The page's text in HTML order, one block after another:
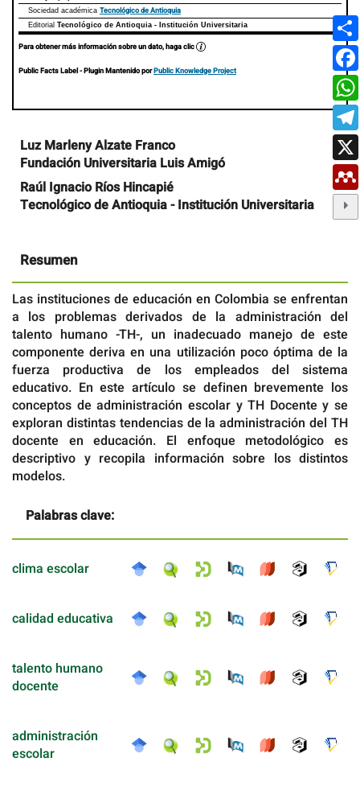
Sociedad académica Tecnológico de Antioquia
Editorial Tecnológico de Antioquia - Institución Universitaria
Para obtener más información sobre un dato, haga clic
Public Facts Label- Plugin Mantenido porPublic Knowledge Project
Contenido
principal
del
artículo
Luz Marleny Alzate Franco
Fundación Universitaria Luis Amigó
Raúl Ignacio Ríos Hincapié
Tecnológico de Antioquia - Institución Universitaria
Resumen
Las instituciones de educación en Colombia se enfrentan
a los problemas derivados de la administración del
talento humano -TH-, un inadecuado manejo de este
componente deriva en una utilización poco óptima de la
fuerza productiva de los empleados del sistema
educativo. En este artículo se definen brevemente los
conceptos de administración escolar y TH Docente y se
exploran distintas tendencias de la administración del TH
docente en educación. El enfoque metodológico es
descriptivo y recopila información sobre los distintos
modelos.
Palabras clave:
clima escolar
calidad educativa
talento humano
docente
administración
escolar